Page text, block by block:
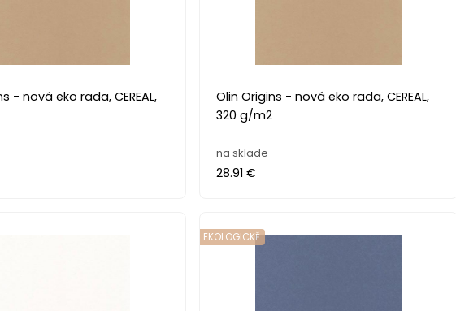
rada, CEREAL,
Olin Origins - nová eko rada, CEREAL,
320 g/m2
na sklade
28.91 €
EKOLOGICKĚ